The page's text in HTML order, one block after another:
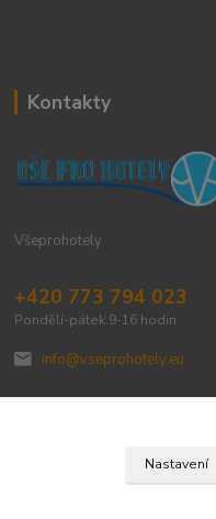
Kontakty
Všeprohotely
+420 773 794 023
Pondělí-pátek 9-16 hodin
info@vseprohotely.eu
Nastavení